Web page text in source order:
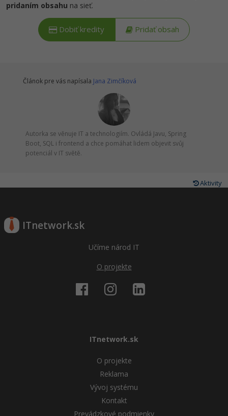
pridaním obsahu na sieť.
Dobiť kredity Pridať obsah
Článok pre vás napísala Jana Zimčíková
Autorka se věnuje IT a technologiím. Ovládá Javu, Spring
Boot, SQL i frontend a chce pomáhat lidem objevit svůj
potenciál v IT světě.
Aktivity
ITnetwork.sk
Učíme národ IT
O projekte
ITnetwork.sk
O projekte
Reklama
Vývoj systému
Kontakt
Prevádzkové podmienky